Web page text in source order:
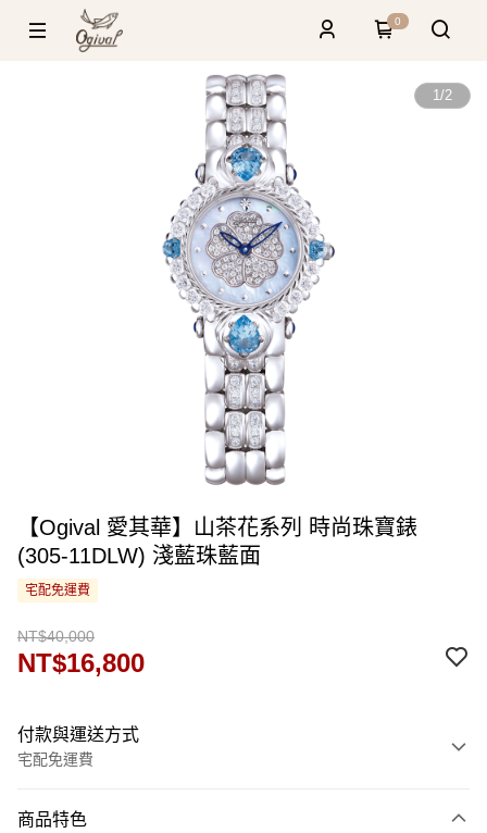
0
1/2
【Ogival 愛其華】山茶花系列 時尚珠寶錶
(305-11DLW) 淺藍珠藍面
宅配免運費
NT$40,000
NT$16,800
付款與運送方式
宅配免運費
商品特色